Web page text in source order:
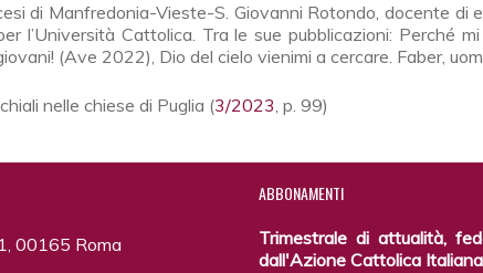
di Manfredonia-Vieste-S. Giovanni Rotondo, docente
l’Università Cattolica. Tra le sue pubblicazioni: Perché
(Ave 2022), Dio del cielo vienimi a cercare. Faber,
nelle chiese di Puglia (3/2023, p. 99)
00165 Roma
ABBONAMENTI
Trimestrale di attualità,
dall'Azione Cattolica Italiana